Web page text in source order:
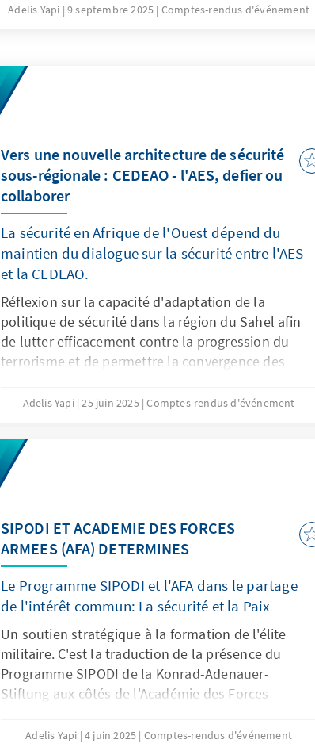
Une attention particulière a été portée à la
l’intolérance et la violence. Des stratégies ont été
proposées pour mobiliser les jeunes dans des
campagnes civiques en faveur de la paix et de
afin d’assurer une représentation équitable des
voix traditionnellement exclues.
Adelis Yapi 9 septembre 2025 Comptes-rendus d'événement
Vers une nouvelle architecture de sécurité
sous-régionale : CEDEAO - l'AES, defier ou
collaborer
La sécurité en Afrique de l'Ouest dépend du
maintien du dialogue sur la sécurité entre l'AES
et la CEDEAO.
Réflexion sur la capacité d'adaptation de la
politique de sécurité dans la région du Sahel afin
de lutter efficacement contre la progression du
terrorisme et de permettre la convergence des
militaire et politique renforcée, tant au sein de la
Adelis Yapi 25 juin 2025 Comptes-rendus d'événement
SIPODI ET ACADEMIE DES FORCES
ARMEES (AFA) DETERMINES
Le Programme SIPODI et l'AFA dans le partage
de l'intérêt commun: La sécurité et la Paix
Un soutien stratégique à la formation de l'élite
militaire. C'est la traduction de la présence du
Programme SIPODI de la Konrad-Adenauer-
Stiftung aux côtés de l'Académie des Forces
que dure cette coopération entre ces deux
Adelis Yapi 4 juin 2025 Comptes-rendus d'événement